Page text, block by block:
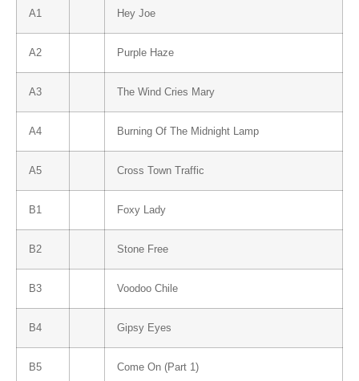
A1 Hey Joe
A2 Purple Haze
A3 The Wind Cries Mary
A4 Burning Of The Midnight Lamp
A5 Cross Town Traffic
B1 Foxy Lady
B2 Stone Free
B3 Voodoo Chile
B4 Gipsy Eyes
B5 Come On (Part 1)